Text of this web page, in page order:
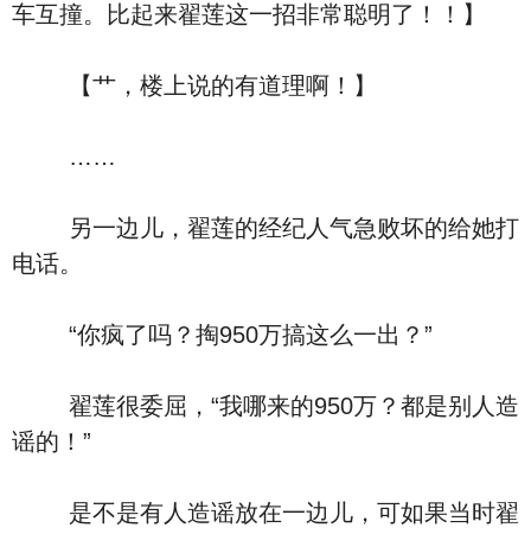
车互撞。比起来翟莲这一招非常聪明了！！】
【艹，楼上说的有道理啊！】
……
另一边儿，翟莲的经纪人气急败坏的给她打
电话。
“你疯了吗？掏950万搞这么一出？”
翟莲很委屈，“我哪来的950万？都是别人造
谣的！”
是不是有人造谣放在一边儿，可如果当时翟